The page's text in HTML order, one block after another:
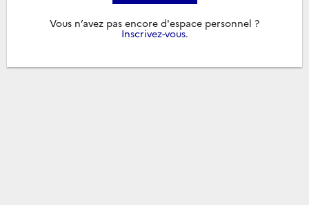
Vous n’avez pas encore d'espace personnel ?
Inscrivez-vous.